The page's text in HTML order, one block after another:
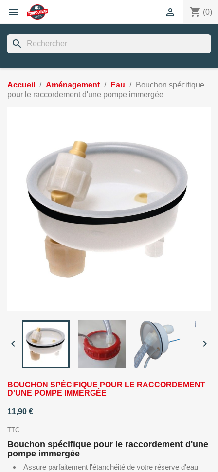
 shopping_cart (0)

search
Accueil Aménagement Eau
Bouchon spécifique
pour le raccordement d'une pompe immergée
 
BOUCHON SPÉCIFIQUE POUR LE RACCORDEMENT
D'UNE POMPE IMMERGÉE
11,90 €
TTC
Bouchon spécifique pour le raccordement d'une
pompe immergée
Assure parfaitement l'étanchéité de votre réserve d'eau